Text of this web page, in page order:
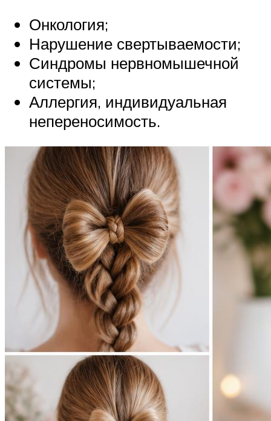
Онкология;
Нарушение свертываемости;
Синдромы нервномышечной
системы;
Аллергия, индивидуальная
непереносимость.